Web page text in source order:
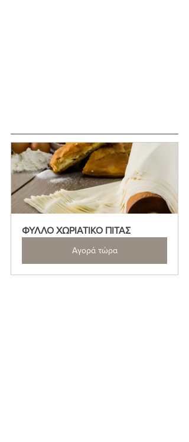
ΦΥΛΛΟ ΧΩΡΙΑΤΙΚΟ ΠΙΤΑΣ
Αγορά τώρα